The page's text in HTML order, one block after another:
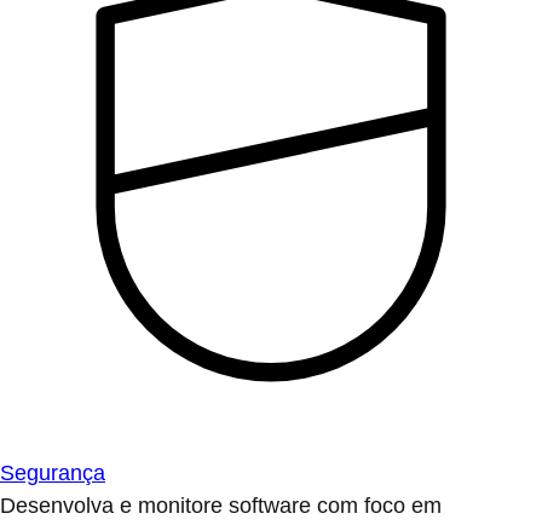
Segurança
Desenvolva e monitore software com foco em